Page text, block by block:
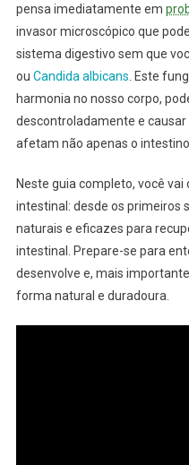
pensa imediatamente em
invasor microscópico que
sistema digestivo sem que
ou Candida albicans . Este
harmonia no nosso corpo,
descontroladamente e
afetam não apenas o
Neste guia completo, você
intestinal: desde os primeiros
naturais e eficazes para
intestinal. Prepare-se para
desenvolve e, mais
forma natural e duradoura.